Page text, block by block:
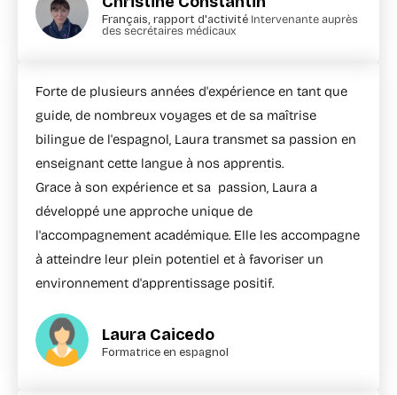
Français, rapport d'activité Intervenante auprès
des secrétaires médicaux
Forte de plusieurs années d'expérience en tant que
guide, de nombreux voyages et de sa maîtrise
bilingue de l'espagnol, Laura transmet sa passion en
enseignant cette langue à nos apprentis.
Grace à son expérience et sa passion, Laura a
développé une approche unique de
l'accompagnement académique. Elle les accompagne
à atteindre leur plein potentiel et à favoriser un
environnement d'apprentissage positif.
Laura Caicedo
Formatrice en espagnol